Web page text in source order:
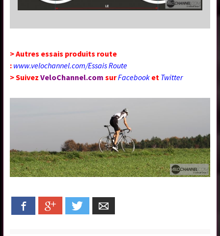
> Autres essais produits route
: www.velochannel.com/Essais Route
> Suivez VeloChannel.com surFacebook et Twitter
Facebook Google+ Twitter